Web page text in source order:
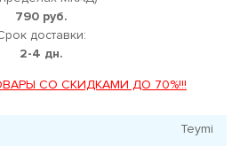
790 руб.
доставки:
2-4 дн.
СО СКИДКАМИ ДО 70%!!!
Teymi